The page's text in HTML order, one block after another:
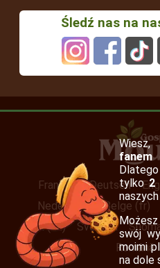
Śledź nas na
Français Deutsch
Nederlands
Belge (fr)
Irish (en)
Svenska
Română
fanem
tylko2
swój
moimi
na dole